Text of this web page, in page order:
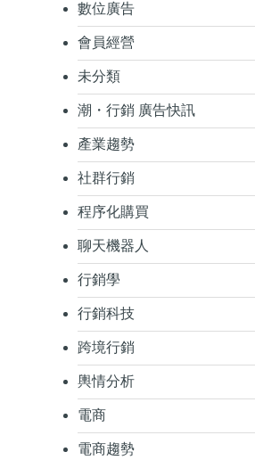
數位廣告
會員經營
未分類
潮・行銷 廣告快訊
產業趨勢
社群行銷
程序化購買
聊天機器人
行銷學
行銷科技
跨境行銷
輿情分析
電商
電商趨勢